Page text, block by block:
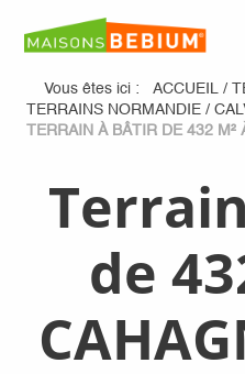
Vous êtes ici : ACCUEIL /
TERRAINS NORMANDIE /
TERRAIN À BÂTIR DE 432 M²
de